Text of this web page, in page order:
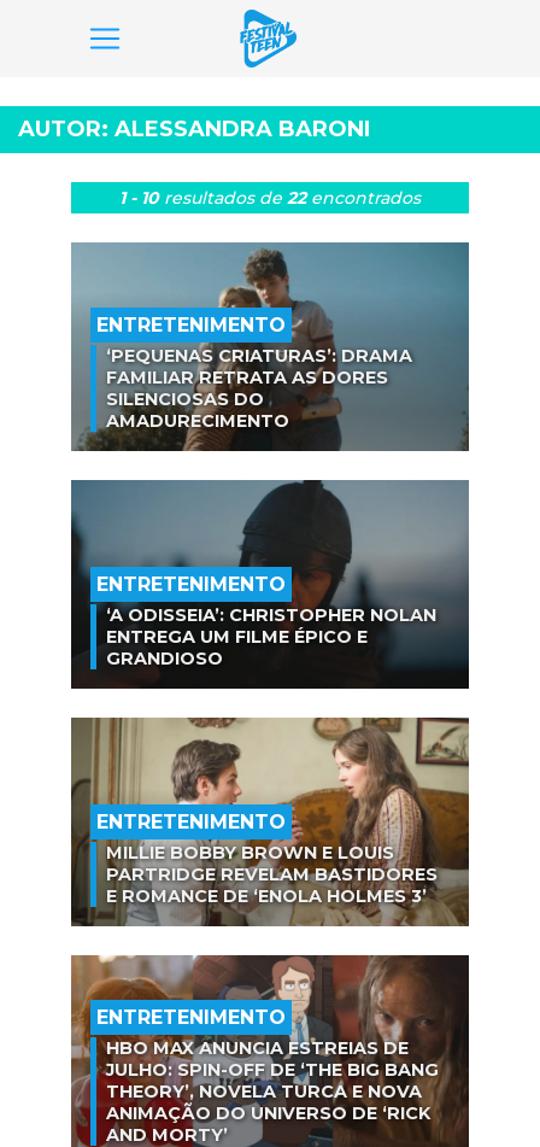
para
o
conteúdo
AUTOR: ALESSANDRA BARONI
1 - 10resultados de 22encontrados
ENTRETENIMENTO
‘PEQUENAS CRIATURAS’: DRAMA
FAMILIAR RETRATA AS DORES
SILENCIOSAS DO
AMADURECIMENTO
ENTRETENIMENTO
‘A ODISSEIA’: CHRISTOPHER NOLAN
ENTREGA UM FILME ÉPICO E
GRANDIOSO
ENTRETENIMENTO
MILLIE BOBBY BROWN E LOUIS
PARTRIDGE REVELAM BASTIDORES
E ROMANCE DE ‘ENOLA HOLMES 3’
ENTRETENIMENTO
HBO MAX ANUNCIA ESTREIAS DE
JULHO: SPIN-OFF DE ‘THE BIG BANG
THEORY’, NOVELA TURCA E NOVA
ANIMAÇÃO DO UNIVERSO DE ‘RICK
AND MORTY’